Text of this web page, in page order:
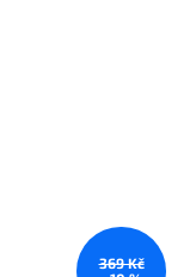
369 Kč